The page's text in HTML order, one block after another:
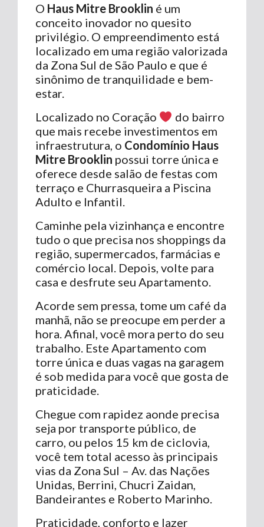
O Haus Mitre Brooklin é um
conceito inovador no quesito
privilégio. O empreendimento está
localizado em uma região valorizada
da Zona Sul de São Paulo e que é
sinônimo de tranquilidade e bem-
estar.
Localizado no Coração
do bairro
que mais recebe investimentos em
infraestrutura, o Condomínio Haus
Mitre Brooklin possui torre única e
oferece desde salão de festas com
terraço e Churrasqueira a Piscina
Adulto e Infantil.
Caminhe pela vizinhança e encontre
tudo o que precisa nos shoppings da
região, supermercados, farmácias e
comércio local. Depois, volte para
casa e desfrute seu Apartamento.
Acorde sem pressa, tome um café da
manhã, não se preocupe em perder a
hora. Afinal, você mora perto do seu
trabalho. Este Apartamento com
torre única e duas vagas na garagem
é sob medida para você que gosta de
praticidade.
Chegue com rapidez aonde precisa
seja por transporte público, de
carro, ou pelos 15 km de ciclovia,
você tem total acesso às principais
vias da Zona Sul – Av. das Nações
Unidas, Berrini, Chucri Zaidan,
Bandeirantes e Roberto Marinho.
Praticidade, conforto e lazer